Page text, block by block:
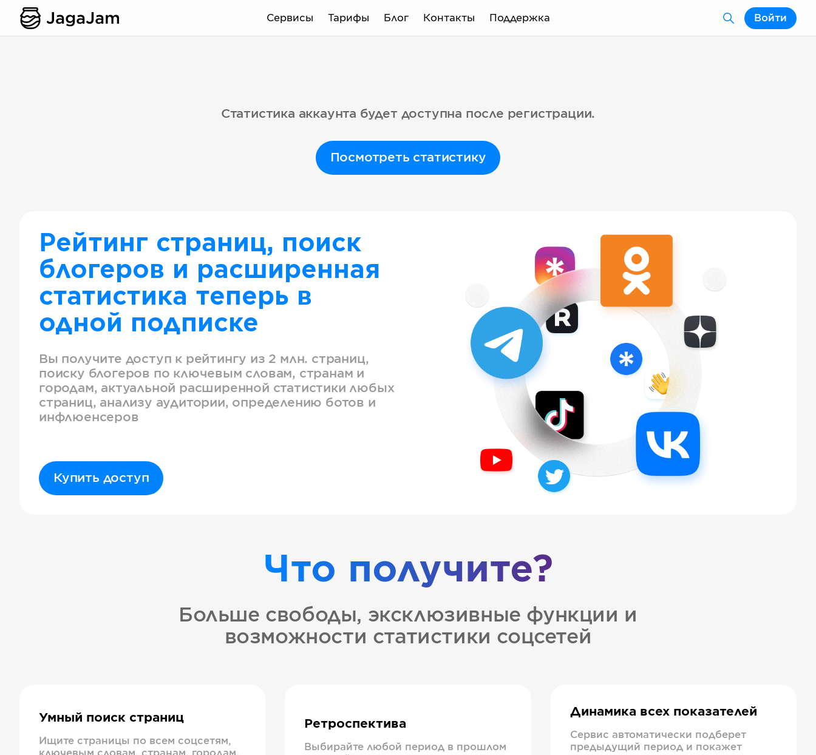
Сервисы Тарифы Блог Контакты Поддержка Войти
Статистика аккаунта будет доступна после регистрации.
Посмотреть статистику
Рейтинг страниц, поиск
блогеров и расширенная
статистика теперь в
одной подписке
Вы получите доступ к рейтингу из 2 млн. страниц,
поиску блогеров по ключевым словам, странам и
городам, актуальной расширенной статистики любых
страниц, анализу аудитории, определению ботов и
инфлюенсеров
Купить доступ
Что получите?
Больше свободы, эксклюзивные функции и
возможности статистики соцсетей
Умный поиск страниц
Ищите страницы по всем соцсетям,
ключевым словам, странам, городам,
Ретроспектива
Выбирайте любой период в прошлом
Динамика всех показателей
Сервис автоматически подберет
предыдущий период и покажет